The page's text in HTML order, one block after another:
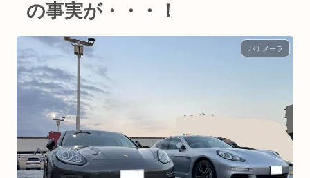
の事実が・・・！
パナメーラ